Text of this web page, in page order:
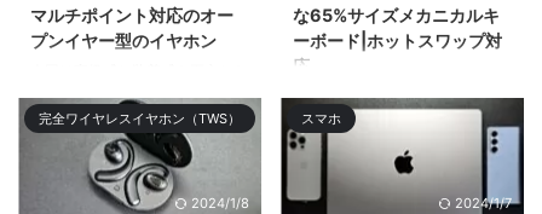
マルチポイント対応のオー
プンイヤー型のイヤホン
お手頃価格なオープンタイプの完
全ワ ...
な65%サイズメカニカルキ
ーボード|ホットスワップ対
応
今回はアルミニウム筐体採用の
65%レイアウトのメカニカルキー
ボードの ...
完全ワイヤレスイヤホン（TWS）
2024/1/8
スマホ
2024/1/7